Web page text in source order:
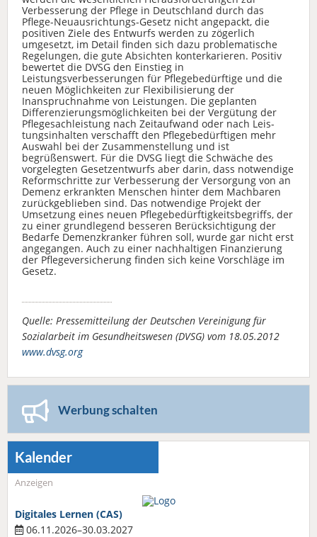
Verbesserung der Pflege in Deutschland durch das
Pflege-Neuausrichtungs-Gesetz nicht angepackt, die
positiven Ziele des Entwurfs werden zu zögerlich
umgesetzt, im Detail finden sich dazu problematische
Regelungen, die gute Absichten konterkarieren. Positiv
bewertet die DVSG den Einstieg in
Leistungsverbesserungen für Pflegebedürftige und die
neuen Möglichkeiten zur Flexibilisierung der
Inanspruchnahme von Leistungen. Die geplanten
Differenzierungsmöglichkeiten bei der Vergütung der
Pflegesachleistung nach Zeitaufwand oder nach Leis-
tungsinhalten verschafft den Pflegebedürftigen mehr
Auswahl bei der Zusammenstellung und ist
begrüßenswert. Für die DVSG liegt die Schwäche des
vorgelegten Gesetzentwurfs aber darin, dass notwendige
Reformschritte zur Verbesserung der Versorgung von an
Demenz erkrankten Menschen hinter dem Machbaren
zurückgeblieben sind. Das notwendige Projekt der
Umsetzung eines neuen Pflegebedürftigkeitsbegriffs, der
zu einer grundlegend besseren Berücksichtigung der
Bedarfe Demenzkranker führen soll, wurde gar nicht erst
angegangen. Auch zu einer nachhaltigen Finanzierung
der Pflegeversicherung finden sich keine Vorschläge im
Gesetz.
Quelle: Pressemitteilung der Deutschen Vereinigung für
Sozialarbeit im Gesundheitswesen (DVSG) vom 18.05.2012
www.dvsg.org
Werbung schalten
Kalender
Anzeigen
Digitales Lernen (CAS)
06.11.2026–30.03.2027